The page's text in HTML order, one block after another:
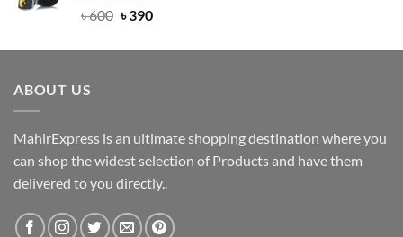
Rated5.00
৳600 Original
was:
৳390Current
is:
ABOUT US
MahirExpress is an ultimate shopping destination where you
can shop the widest selection of Products and have them
delivered to you directly..